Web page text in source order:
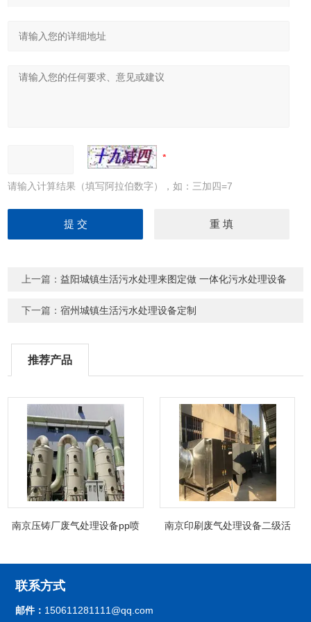
请输入计算结果（填写阿拉伯数字），如：三加四=7
上一篇：益阳城镇生活污水处理来图定做 一体化污水处理设备
下一篇：宿州城镇生活污水处理设备定制
推荐产品
南京压铸厂废气处理设备pp喷
南京印刷废气处理设备二级活
联系方式
邮件： 150611281111@qq.com